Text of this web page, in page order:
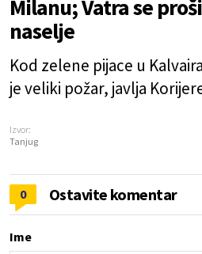
Milanu; Vatra se
naselje
Kod zelene pijace u
je veliki požar, javlja
Izvor:
Tanjug
0 Ostavite komentar
Ime